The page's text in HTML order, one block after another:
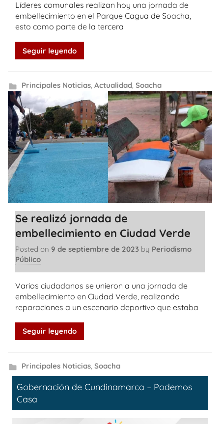
Líderes comunales realizan hoy una jornada de
embellecimiento en el Parque Cagua de Soacha,
esto como parte de la tercera
Seguir leyendo
Principales Noticias, Actualidad, Soacha
Se realizó jornada de
embellecimiento en Ciudad Verde
Posted on 9 de septiembre de 2023 by Periodismo
Público
Varios ciudadanos se unieron a una jornada de
embellecimiento en Ciudad Verde, realizando
reparaciones a un escenario deportivo que estaba
Seguir leyendo
Principales Noticias, Soacha
Gobernación de Cundinamarca – Podemos
Casa